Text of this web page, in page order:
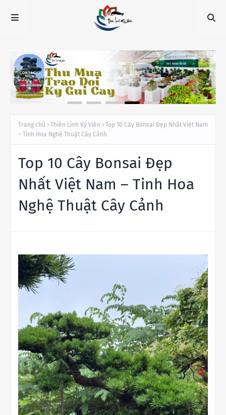
Trang chủ Thiên Linh Kỳ Viên
Top 10 Cây Bonsai Đẹp Nhất Việt Nam
– Tinh Hoa Nghệ Thuật Cây Cảnh
Top 10 Cây Bonsai Đẹp
Nhất Việt Nam – Tinh Hoa
Nghệ Thuật Cây Cảnh